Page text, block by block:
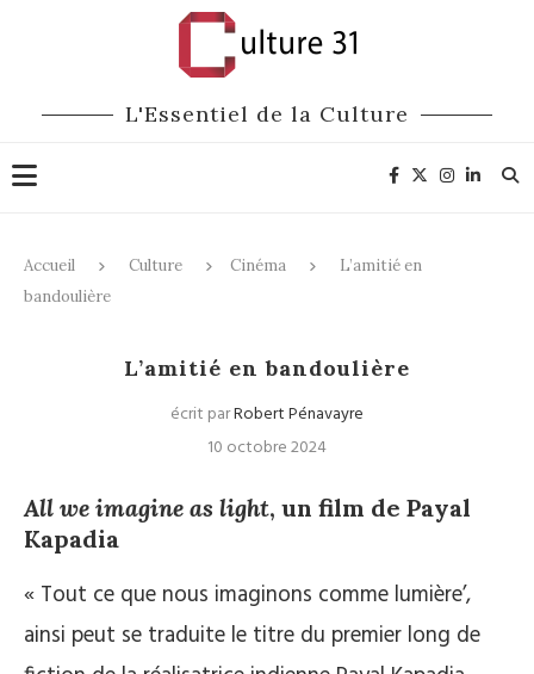
L'Essentiel de la Culture
Accueil Culture Cinéma
L’amitié en
bandoulière
L’amitié en bandoulière
écrit parRobert Pénavayre
10 octobre 2024
All we imagine as light, un film de Payal
Kapadia
« Tout ce que nous imaginons comme lumière’,
ainsi peut se traduite le titre du premier long de